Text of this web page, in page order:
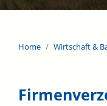
Home Wirtschaft &